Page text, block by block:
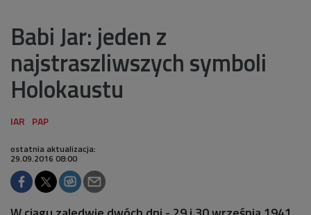
Babi Jar: jeden z
najstraszliwszych symboli
Holokaustu
ostatnia aktualizacja:
29.09.2016 08:00